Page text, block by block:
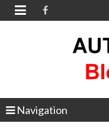

Navigation